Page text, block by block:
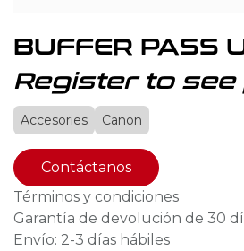
BUFFER PASS
Register to see
Accesories Canon
Contáctanos
Términos y condiciones
Garantía de devolución de 30
Envío: 2-3 días hábiles